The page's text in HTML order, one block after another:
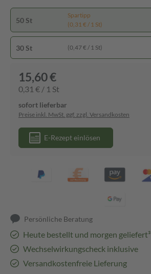
50 St
Spartipp
(0,31 € / 1 St)
30 St (0,47 € / 1 St)
15,60 €
0,31 € / 1 St
sofort lieferbar
Preise inkl. MwSt. ggf. zzgl. Versandkosten
E-Rezept einlösen
Persönliche Beratung
Heute bestellt und morgen geliefert³
Wechselwirkungscheck inklusive
Versandkostenfreie Lieferung